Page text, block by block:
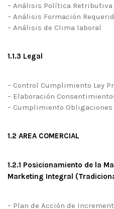
– Análisis Política Retributiva
– Análisis Formación
– Análisis de Clima laboral
1.1.3 Legal
– Control Cumplimiento Ley
– Elaboración
– Cumplimiento Obligaciones
1.2 AREA COMERCIAL
1.2.1 Posicionamiento de la
Marketing Integral
– Plan de Acción de